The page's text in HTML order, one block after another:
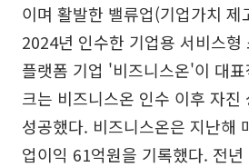
이며 활발한 밸류업(기업가치
2024년 인수한 기업용 서비스형
플랫폼 기업 '비즈니스온'이 대
크는 비즈니스온 인수 이후 자진
성공했다. 비즈니스온은 지난해
업이익 61억원을 기록했다. 전